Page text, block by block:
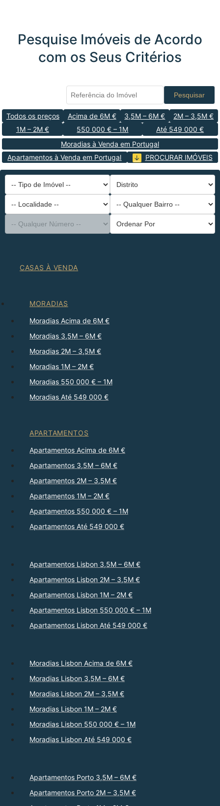
Pesquise Imóveis de Acordo
com os Seus Critérios
Pesquisar
Todos os preços Acima de 6M € 3,5M – 6M €
2M – 3,5M €
1M – 2M €
550 000 € – 1M
Até 549 000 €
Moradias à Venda em Portugal
Apartamentos à Venda em Portugal
PROCURAR IMÓVEIS
-- Tipo de Imóvel --
Distrito
-- Localidade --
-- Qualquer Bairro --
-- Qualquer Número --
Ordenar Por
CASAS À VENDA
MORADIAS
Moradias Acima de 6M €
Moradias 3,5M – 6M €
Moradias 2M – 3,5M €
Moradias 1M – 2M €
Moradias 550 000 € – 1M
Moradias Até 549 000 €
APARTAMENTOS
Apartamentos Acima de 6M €
Apartamentos 3,5M – 6M €
Apartamentos 2M – 3,5M €
Apartamentos 1M – 2M €
Apartamentos 550 000 € – 1M
Apartamentos Até 549 000 €
Apartamentos Lisbon 3,5M – 6M €
Apartamentos Lisbon 2M – 3,5M €
Apartamentos Lisbon 1M – 2M €
Apartamentos Lisbon 550 000 € – 1M
Apartamentos Lisbon Até 549 000 €
Moradias Lisbon Acima de 6M €
Moradias Lisbon 3,5M – 6M €
Moradias Lisbon 2M – 3,5M €
Moradias Lisbon 1M – 2M €
Moradias Lisbon 550 000 € – 1M
Moradias Lisbon Até 549 000 €
Apartamentos Porto 3,5M – 6M €
Apartamentos Porto 2M – 3,5M €